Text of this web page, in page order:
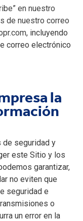
en nuestro
de nuestro correo
, incluyendo
correo electrónico
la
de seguridad y
este Sitio y los
garantizar,
no eviten que
seguridad e
o
un error en la